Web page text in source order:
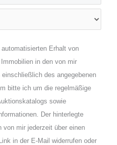
Erhalt von
in den von mir
einschließlich des angegebenen
bitte ich um die regelmäßige
sowie
Der hinterlegte
von mir jederzeit über einen
in der E-Mail widerrufen oder